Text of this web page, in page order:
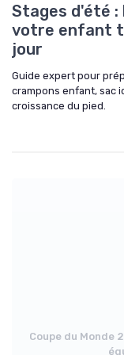
Stages d'été :
votre enfant
jour
Guide expert pour
crampons enfant, sac
croissance du pied.
Coupe du Monde